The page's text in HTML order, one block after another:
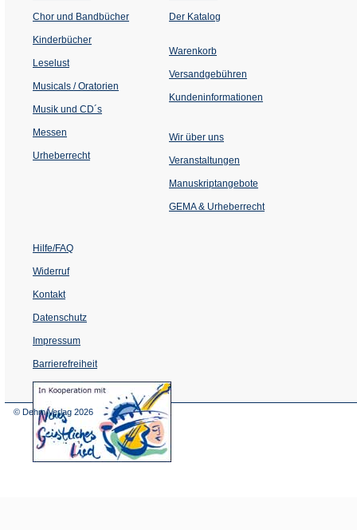
Chor und Bandbücher
Kinderbücher
Leselust
Musicals / Oratorien
Musik und CD´s
Messen
Urheberrecht
Der Katalog
Warenkorb
Versandgebühren
Kundeninformationen
Wir über uns
Veranstaltungen
einem
Tab)
Manuskriptangebote
GEMA & Urheberrecht
Hilfe/FAQ
Widerruf
Kontakt
Datenschutz
Impressum
Barrierefreiheit
(Öffnet
in
© Dehm Verlag 2026